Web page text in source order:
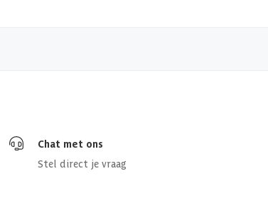
Chat met ons
Stel direct je vraag